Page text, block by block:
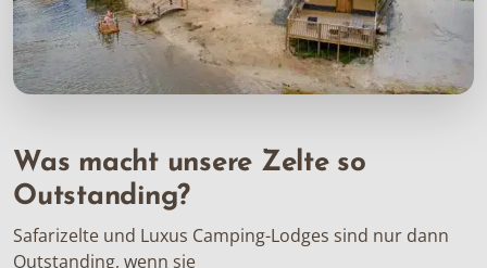
Was macht unsere Zelte so
Outstanding?
Safarizelte und Luxus Camping-Lodges sind nur dann
Outstanding, wenn sie